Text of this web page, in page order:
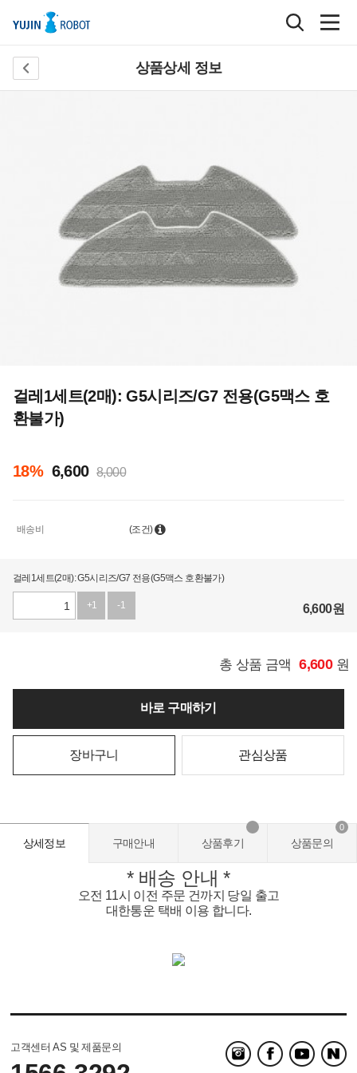
상품상세 정보
걸레1세트(2매): G5시리즈/G7 전용(G5맥스 호
환불가)
18% 6,600 8,000
배송비 (조건)
걸레1세트(2매): G5시리즈/G7 전용(G5맥스 호환불가)
+1 -1 6,600원
총 상품 금액 6,600 원
바로 구매하기
장바구니 관심상품
상세정보 구매안내 상품후기 상품문의
0
* 배송 안내 *
오전 11시 이전 주문 건까지 당일 출고
대한통운 택배 이용 합니다.
고객센터 AS 및 제품문의